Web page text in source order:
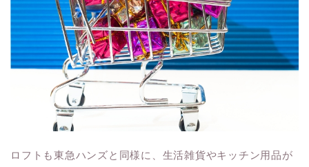
ロフトも東急ハンズと同様に、生活雑貨やキッチン用品が